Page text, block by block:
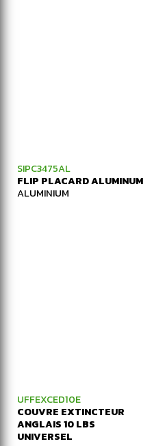
SIPC3475AL
FLIP PLACARD ALUMINUM
ALUMINIUM
UFFEXCED10E
COUVRE EXTINCTEUR
ANGLAIS 10 LBS
UNIVERSEL